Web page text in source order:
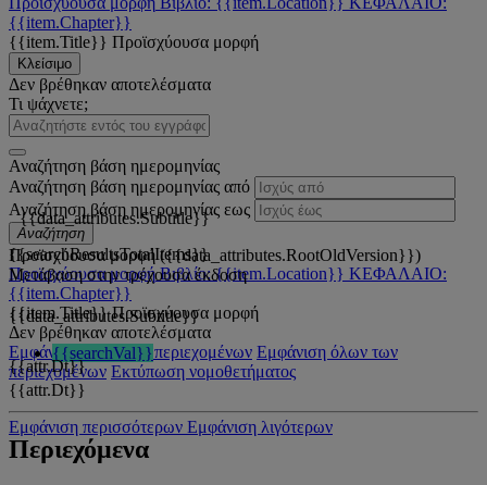
{{item.Chapter}}
{{item.Title}} Προϊσχύουσα μορφή
Κλείσιμο
Δεν βρέθηκαν αποτελέσματα
Τι ψάχνετε;
Αναζήτηση βάση ημερομηνίας
Αναζήτηση βάση ημερομηνίας από
Αναζήτηση βάση ημερομηνίας εως
Αναζήτηση
{{searchResultsTotalItems}}
Προϊσχύουσα μορφή Βιβλίο: {{item.Location}} ΚΕΦΑΛΑΙΟ:
{{item.Chapter}}
{{item.Title}} Προϊσχύουσα μορφή
Δεν βρέθηκαν αποτελέσματα
Εμφάνιση όλων των περιεχομένων Εμφάνιση όλων των
περιεχομένων Εκτύπωση νομοθετήματος
{{data_attributes.Subtitle}}
Προϊσχύουσα μορφή ({{data_attributes.RootOldVersion}})
Μετάβαση στην τρέχουσα έκδοση
{{data_attributes.Subtitle}}
{{searchVal}}
{{attr.Dt}}
Εμφάνιση περισσότερων Εμφάνιση λιγότερων
{{attr.Dt}}
Περιεχόμενα